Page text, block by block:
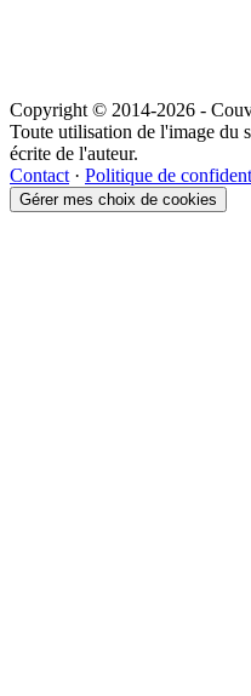
Copyright © 2014-2026 -
Toute utilisation de l'image du
écrite de l'auteur.
Contact · Politique de
Gérer mes choix de cookies